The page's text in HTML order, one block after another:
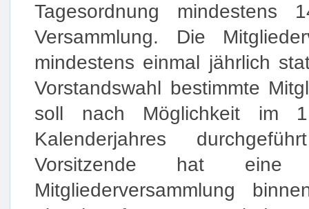
Tagesordnung
Versammlung. Die
mindestens einmal jährlich
Vorstandswahl bestimmte
soll nach Möglichkeit im
Kalenderjahres
Vorsitzende hat eine
Mitgliederversammlung